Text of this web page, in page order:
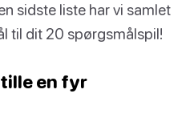
sidste liste har vi samlet
til dit 20 spørgsmålspil!
en fyr